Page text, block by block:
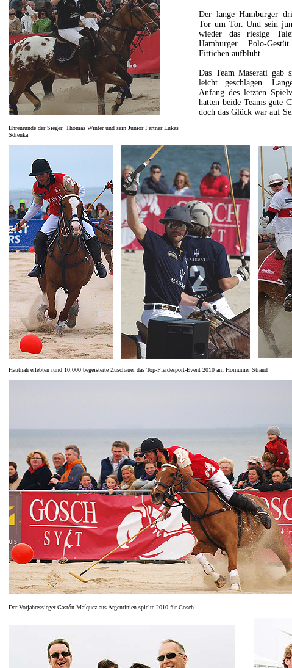
Ehrenrunde der Sieger: Thomas Winter und sein Junior Partner Lukas
Sdrenka
Der lange Hamburger
Tor um Tor. Und sein
wieder das riesige
Hamburger Polo-
Fittichen aufblüht.
Das Team Maserati gab
leicht geschlagen.
Anfang des letzten
hatten beide Teams gute
doch das Glück war auf
Hautnah erlebten rund 10.000 begeisterte Zuschauer das Top-Pferdesport-Event 2010 am Hörnumer Strand
Der Vorjahressieger Gastón Maíquez aus Argentinien spielte 2010 für Gosch